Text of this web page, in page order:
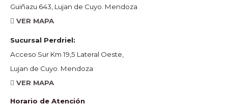
Guiñazu 643, Lujan de Cuyo. Mendoza
VER MAPA
Sucursal Perdriel:
Acceso Sur Km 19,5 Lateral Oeste,
Lujan de Cuyo. Mendoza
VER MAPA
Horario de Atención